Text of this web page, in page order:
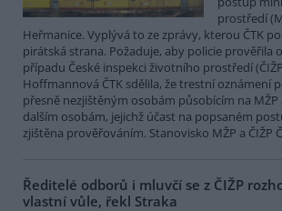
prostředí
Heřmanice. Vyplývá to ze zprávy, kterou ČTK
pirátská strana. Požaduje, aby policie prověřila
případu České inspekci životního prostředí
Hoffmannová ČTK sdělila, že trestní oznámení
přesně nezjištěným osobám působícím na MŽP
dalším osobám, jejichž účast na popsaném
zjištěna prověřováním. Stanovisko MŽP a ČIŽP
Ředitelé odborů i mluvčí se z ČIŽP
vlastní vůle, řekl Straka